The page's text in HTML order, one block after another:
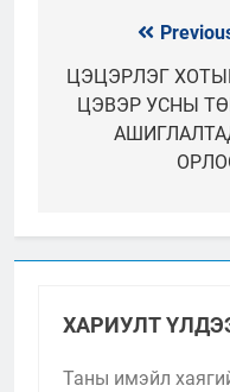
Мэдээний
цэс
ЦЭЦЭРЛЭГ
ЦЭВЭР УСНЫ
ХАРИУЛТ
Таны имэйл